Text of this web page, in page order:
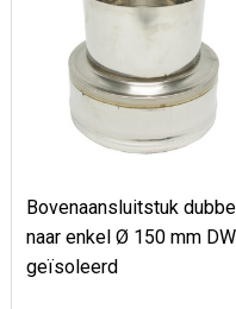
Bovenaansluitstuk
naar enkel Ø 150 mm DW
geïsoleerd